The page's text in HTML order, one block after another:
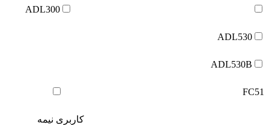
ADL300
ADL530
ADL530B
FC51
کاربری نیمه